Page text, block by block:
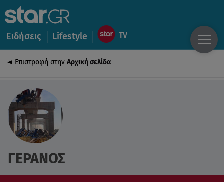
Ειδήσεις Lifestyle
Επιστροφή στην Αρχική σελίδα
ΓΕΡΑΝΟΣ